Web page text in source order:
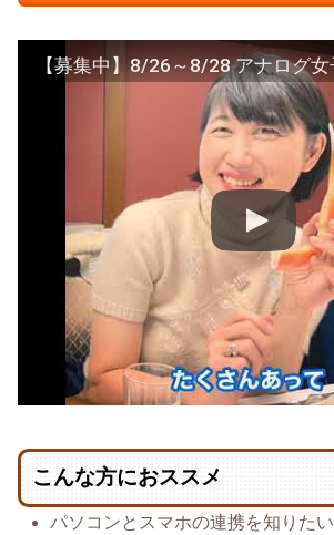
こんな方におススメ
パソコンとスマホの連携を知りたい